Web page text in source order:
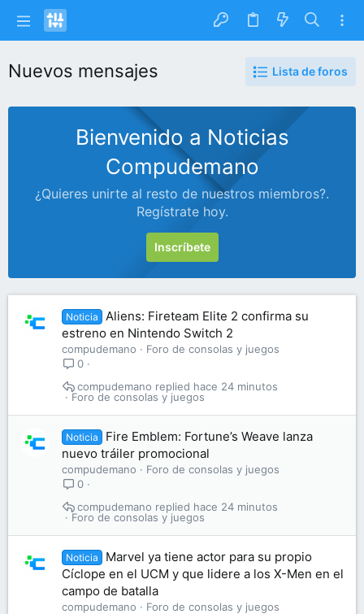
Nuevos mensajes Lista de foros
Bienvenido a Noticias
Compudemano
¿Quieres unirte al resto de nuestros miembros?.
Regístrate hoy.
Inscríbete
Noticia
Aliens: Fireteam Elite 2 confirma su
estreno en Nintendo Switch 2
compudemano
Foro de consolas y juegos
0
Foro de consolas y juegos
hace 24 minutos
compudemano
Noticia
Fire Emblem: Fortune’s Weave lanza
nuevo tráiler promocional
compudemano
Foro de consolas y juegos
0
Foro de consolas y juegos
hace 24 minutos
compudemano
Noticia
Marvel ya tiene actor para su propio
Cíclope en el UCM y que lidere a los X-Men en el
campo de batalla
compudemano
Foro de consolas y juegos